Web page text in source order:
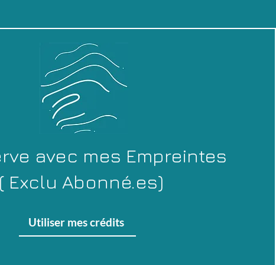
avec mes Empreintes
( Exclu Abonné.es)
Utiliser mes crédits